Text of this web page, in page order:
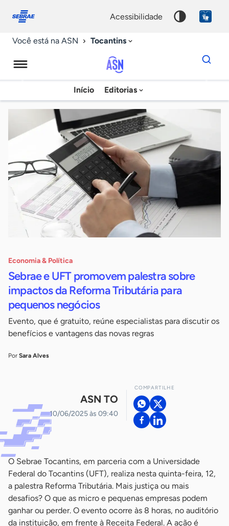
conosco
acessibilidade
Você está na ASN Tocantins
Agência
Sebrae
de
Notícias
Início Editorias
Dados
para
chave
Economia & Política
Sebrae e UFT promovem palestra sobre
impactos da Reforma Tributária para
pequenos negócios
Evento, que é gratuito, reúne especialistas para discutir os
benefícios e vantagens das novas regras
Por Sara Alves
ASN TO
10/06/2025 às 09:40
COMPARTILHE
O Sebrae Tocantins, em parceria com a Universidade
Federal do Tocantins (UFT), realiza nesta quinta-feira, 12,
a palestra Reforma Tributária. Mais justiça ou mais
desafios? O que as micro e pequenas empresas podem
ganhar ou perder. O evento ocorre às 8 horas, no auditório
da instituição, em frente à Receita Federal. A ação é